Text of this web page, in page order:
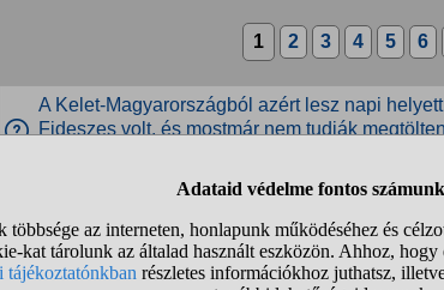
1 2 3 4 5 6
A Kelet-Magyarországból azért lesz napi
Fideszes volt, és mostmár nem tudják
Kultúra és közösség » Vallás
Választás előtt országosan fel volt osztva,